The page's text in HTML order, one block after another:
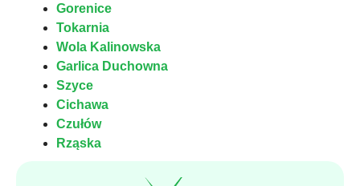
Gorenice
Tokarnia
Wola Kalinowska
Garlica Duchowna
Szyce
Cichawa
Czułów
Rząska